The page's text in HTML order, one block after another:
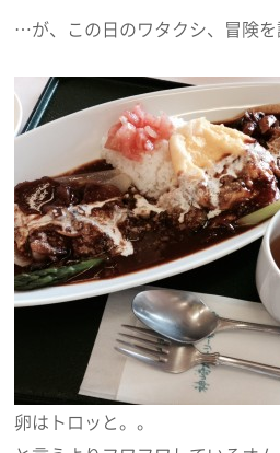
…が、この日のワタクシ、冒険
卵はトロッと。。